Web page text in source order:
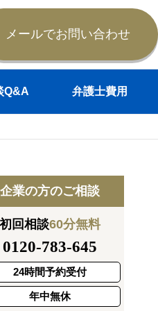
メールでお問い合わせ
Q&A 弁護士費用
企業の方のご相談
初回相談60分無料
0120-783-645
24時間予約受付
年中無休